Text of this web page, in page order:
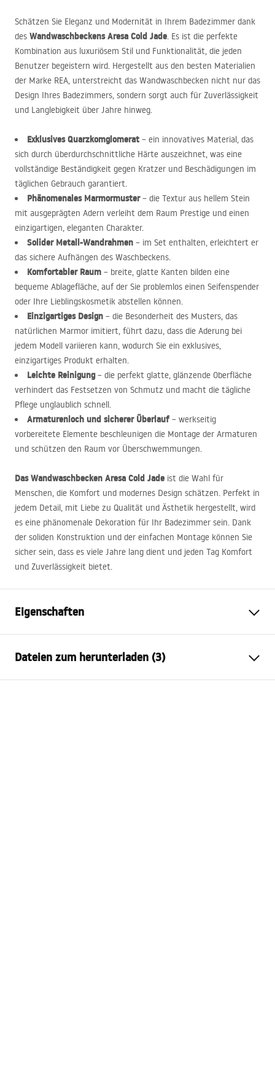
Schätzen Sie Eleganz und Modernität in Ihrem Badezimmer dank
des Wandwaschbeckens Aresa Cold Jade. Es ist die perfekte
Kombination aus luxuriösem Stil und Funktionalität, die jeden
Benutzer begeistern wird. Hergestellt aus den besten Materialien
der Marke REA, unterstreicht das Wandwaschbecken nicht nur das
Design Ihres Badezimmers, sondern sorgt auch für Zuverlässigkeit
und Langlebigkeit über Jahre hinweg.
Exklusives Quarzkomglomerat – ein innovatives Material, das
sich durch überdurchschnittliche Härte auszeichnet, was eine
vollständige Beständigkeit gegen Kratzer und Beschädigungen im
täglichen Gebrauch garantiert.
Phänomenales Marmormuster– die Textur aus hellem Stein
mit ausgeprägten Adern verleiht dem Raum Prestige und einen
einzigartigen, eleganten Charakter.
Solider Metall-Wandrahmen – im Set enthalten, erleichtert er
das sichere Aufhängen des Waschbeckens.
Komfortabler Raum – breite, glatte Kanten bilden eine
bequeme Ablagefläche, auf der Sie problemlos einen Seifenspender
oder Ihre Lieblingskosmetik abstellen können.
Einzigartiges Design – die Besonderheit des Musters, das
natürlichen Marmor imitiert, führt dazu, dass die Aderung bei
jedem Modell variieren kann, wodurch Sie ein exklusives,
einzigartiges Produkt erhalten.
Leichte Reinigung– die perfekt glatte, glänzende Oberfläche
verhindert das Festsetzen von Schmutz und macht die tägliche
Pflege unglaublich schnell.
Armaturenloch und sicherer Überlauf – werkseitig
vorbereitete Elemente beschleunigen die Montage der Armaturen
und schützen den Raum vor Überschwemmungen.
Das Wandwaschbecken Aresa Cold Jade ist die Wahl für
Menschen, die Komfort und modernes Design schätzen. Perfekt in
jedem Detail, mit Liebe zu Qualität und Ästhetik hergestellt, wird
es eine phänomenale Dekoration für Ihr Badezimmer sein. Dank
der soliden Konstruktion und der einfachen Montage können Sie
sicher sein, dass es viele Jahre lang dient und jeden Tag Komfort
und Zuverlässigkeit bietet.
Eigenschaften
Material
Sanitärkeramik, Quarzkomposit
Farbe
Weiß, Steinoptik
Dateien zum herunterladen (3)